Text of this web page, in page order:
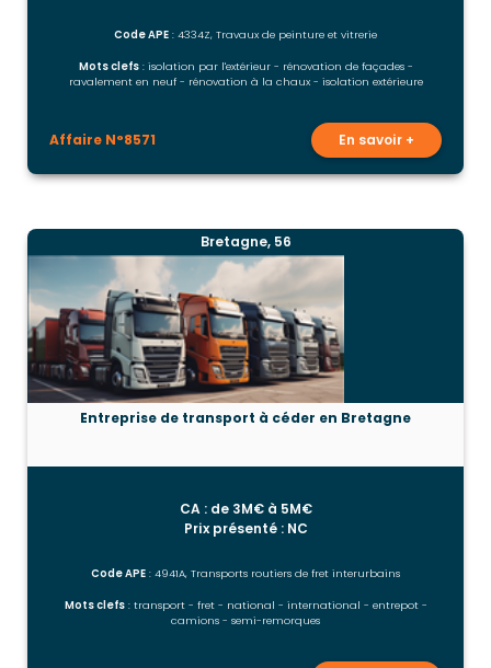
Code APE : 4334Z, Travaux de peinture et vitrerie
Mots clefs: isolation par l'extérieur - rénovation de façades -
ravalement en neuf - rénovation à la chaux - isolation extérieure
Affaire N°8571 En savoir +
Bretagne, 56
Entreprise de transport à céder en Bretagne
CA : de 3M€ à 5M€
Prix présenté : NC
Code APE : 4941A, Transports routiers de fret interurbains
Mots clefs: transport - fret - national - international - entrepot -
camions - semi-remorques